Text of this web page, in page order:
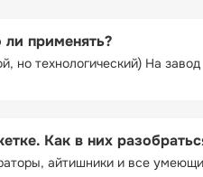
применять?
но технологический) На завод
Как в них
айтишники и все